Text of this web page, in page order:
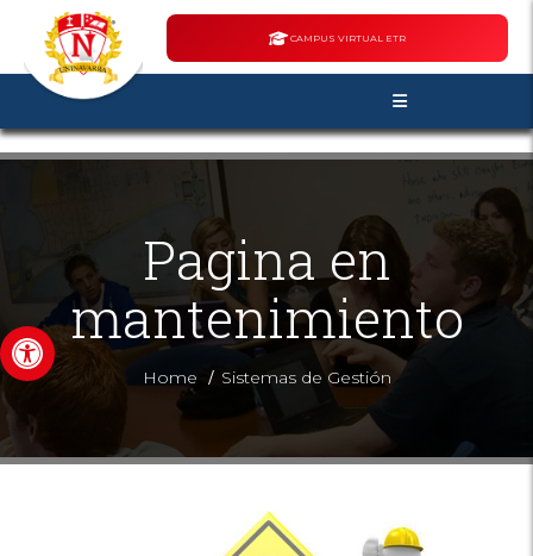
Abrir barra de herramientas
CAMPUS VIRTUAL ETR
Pagina en
mantenimiento
Home / Sistemas de Gestión